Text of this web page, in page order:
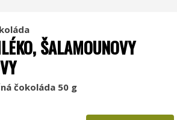
ŠALAMOUNOVY
čokoláda 50 g